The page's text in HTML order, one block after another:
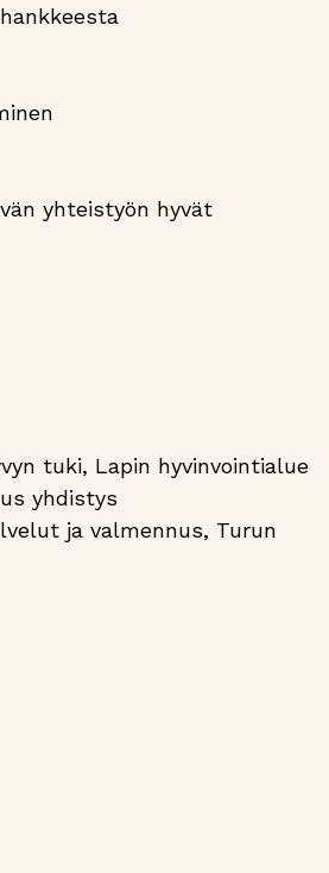
yhteistyön hyvät
tuki, Lapin hyvinvointialue
yhdistys
ja valmennus, Turun